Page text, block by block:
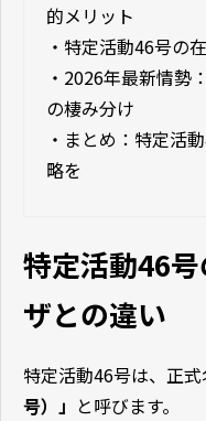
的メリット
・ 特定活動46号の
・ 2026年最新情勢
の棲み分け
・ まとめ：特定活
略を
特定活動46
ザとの違い
特定活動46号は、正式
号）」 と呼びます。